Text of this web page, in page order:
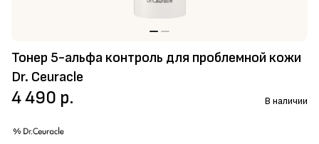
Тонер 5-альфа контроль для проблемной кожи
Dr. Ceuracle
4 490 р. В наличии